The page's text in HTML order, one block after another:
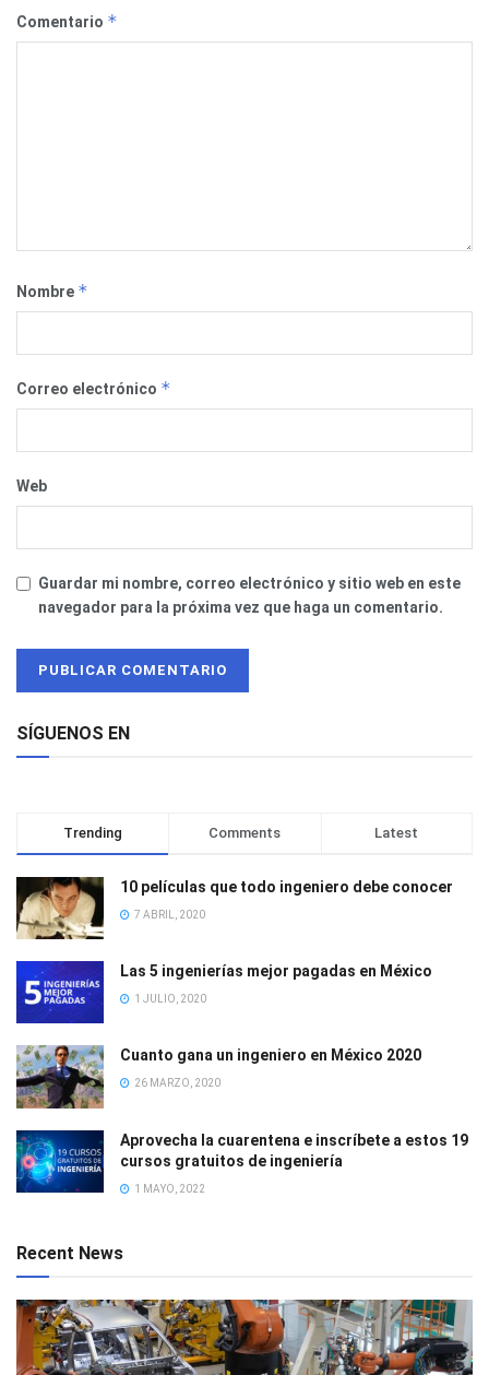
Comentario *
Nombre *
Correo electrónico *
Web
Guardar mi nombre, correo electrónico y sitio web en este
navegador para la próxima vez que haga un comentario.
SÍGUENOS EN
Trending Comments Latest
10 películas que todo ingeniero debe conocer
7 ABRIL, 2020
Las 5 ingenierías mejor pagadas en México
1 JULIO, 2020
Cuanto gana un ingeniero en México 2020
26 MARZO, 2020
Aprovecha la cuarentena e inscríbete a estos 19
cursos gratuitos de ingeniería
1 MAYO, 2022
Recent News